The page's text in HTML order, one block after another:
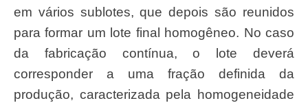
em vários sublotes, que depois são reunidos
para formar um lote final homogêneo. No caso
da fabricação contínua, o lote deverá
corresponder a uma fração definida da
produção, caracterizada pela homogeneidade